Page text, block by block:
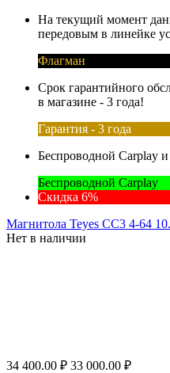
На текущий момент
передовым в линейке
Флагман
Срок гарантийного
в магазине - 3 года!
Гарантия - 3 года
Беспроводной Carplay
Беспроводной Carplay
Скидка 6%
Магнитола Teyes CC3 4-64
Нет в наличии
34 400.00 ₽ 33 000.00 ₽